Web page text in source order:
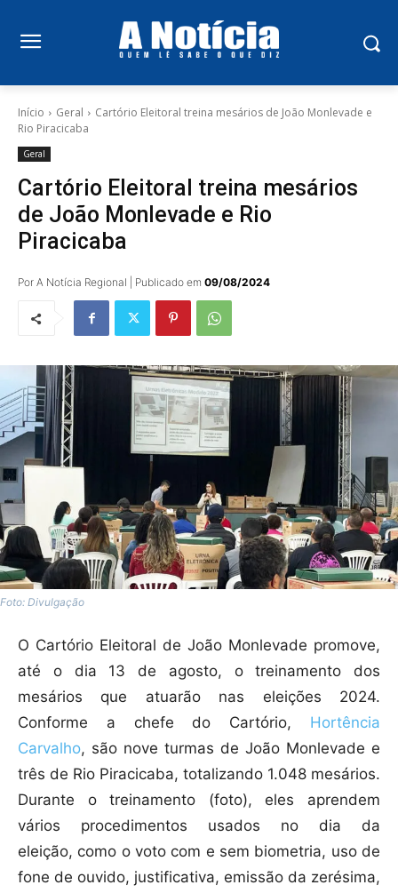
Início Geral
Cartório Eleitoral treina mesários de João Monlevade e
Rio Piracicaba
Geral
Cartório Eleitoral treina mesários
de João Monlevade e Rio
Piracicaba
Por A Notícia Regional | Publicado em 09/08/2024
Foto: Divulgação
O Cartório Eleitoral de João Monlevade promove,
até o dia 13 de agosto, o treinamento dos
mesários que atuarão nas eleições 2024.
Conforme a chefe do Cartório, Hortência
Carvalho, são nove turmas de João Monlevade e
três de Rio Piracicaba, totalizando 1.048 mesários.
Durante o treinamento (foto), eles aprendem
vários procedimentos usados no dia da
eleição, como o voto com e sem biometria, uso de
fone de ouvido, justificativa, emissão da zerésima,